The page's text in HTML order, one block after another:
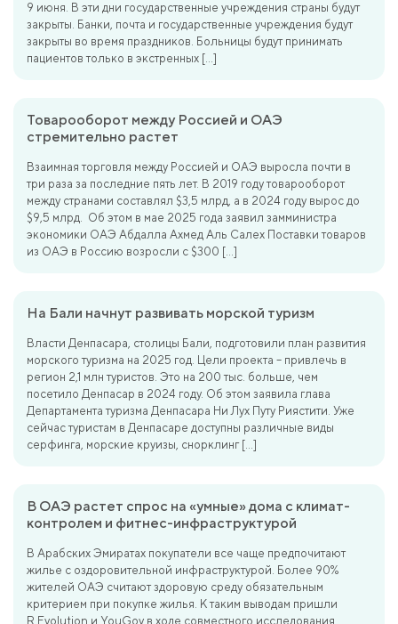
9 июня. В эти дни государственные учреждения страны будут
закрыты. Банки, почта и государственные учреждения будут
закрыты во время праздников. Больницы будут принимать
пациентов только в экстренных […]
Товарооборот между Россией и ОАЭ
стремительно растет
Взаимная торговля между Россией и ОАЭ выросла почти в
три раза за последние пять лет. В 2019 году товарооборот
между странами составлял $3,5 млрд, а в 2024 году вырос до
$9,5 млрд. Об этом в мае 2025 года заявил замминистра
экономики ОАЭ Абдалла Ахмед Аль Салех Поставки товаров
из ОАЭ в Россию возросли с $300 […]
На Бали начнут развивать морской туризм
Власти Денпасара, столицы Бали, подготовили план развития
морского туризма на 2025 год. Цели проекта – привлечь в
регион 2,1 млн туристов. Это на 200 тыс. больше, чем
посетило Денпасар в 2024 году. Об этом заявила глава
Департамента туризма Денпасара Ни Лух Путу Риястити. Уже
сейчас туристам в Денпасаре доступны различные виды
серфинга, морские круизы, снорклинг […]
В ОАЭ растет спрос на «умные» дома с климат-
контролем и фитнес-инфраструктурой
В Арабских Эмиратах покупатели все чаще предпочитают
жилье с оздоровительной инфраструктурой. Более 90%
жителей ОАЭ считают здоровую среду обязательным
критерием при покупке жилья. К таким выводам пришли
R.Evolution и YouGov в ходе совместного исследования.